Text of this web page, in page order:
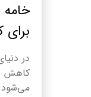
خامه
در
کاهش